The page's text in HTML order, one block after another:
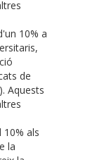
10% a
de
Aquests
10% als
la